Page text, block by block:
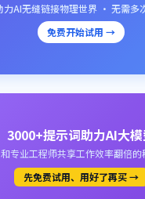
力AI无缝链接物理世界 · 无需多
免费开始试用 →
3000+提示词助力AI大
和专业工程师共享工作效率翻倍的
先免费试用、用好了再买 →